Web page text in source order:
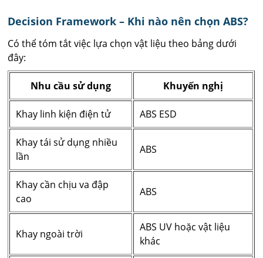
Decision Framework – Khi nào nên chọn ABS?
Có thể tóm tắt việc lựa chọn vật liệu theo bảng dưới
đây:
Nhu cầu sử dụng Khuyến nghị
Khay linh kiện điện tử ABS ESD
Khay tái sử dụng nhiều
lần
ABS
Khay cần chịu va đập
cao
ABS
Khay ngoài trời
ABS UV hoặc vật liệu
khác